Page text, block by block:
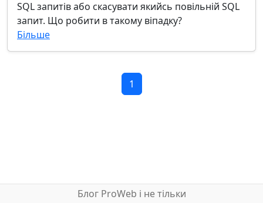
SQL запитів або скасувати якийсь повільній SQL
запит. Що робити в такому віпадку?
Більше
1
Блог ProWeb і не тільки